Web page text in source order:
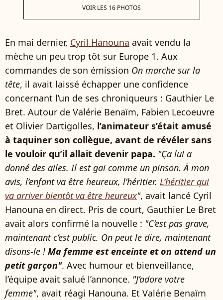
VOIR LES 16 PHOTOS
En mai dernier, Cyril Hanouna avait vendu la
mèche un peu trop tôt sur Europe 1. Aux
commandes de son émission On marche sur la
tête, il avait laissé échapper une confidence
concernant l’un de ses chroniqueurs : Gauthier Le
Bret. Autour de Valérie Benaïm, Fabien Lecoeuvre
et Olivier Dartigolles, l’animateur s’était amusé
à taquiner son collègue, avant de révéler sans
le vouloir qu’il allait devenir papa. "Ça lui a
donné des ailes. Il est gai comme un pinson. À mon
avis, l’enfant va être heureux, l’héritier. L’héritier qui
va arriver bientôt va être heureux", avait lancé Cyril
Hanouna en direct. Pris de court, Gauthier Le Bret
avait alors confirmé la nouvelle : "C’est pas grave,
maintenant c’est public. On peut le dire, maintenant
disons-le ! Ma femme est enceinte et on attend un
petit garçon". Avec humour et bienveillance,
l’équipe avait salué l’annonce. "J’adore votre
femme", avait réagi Hanouna. Et Valérie Benaïm